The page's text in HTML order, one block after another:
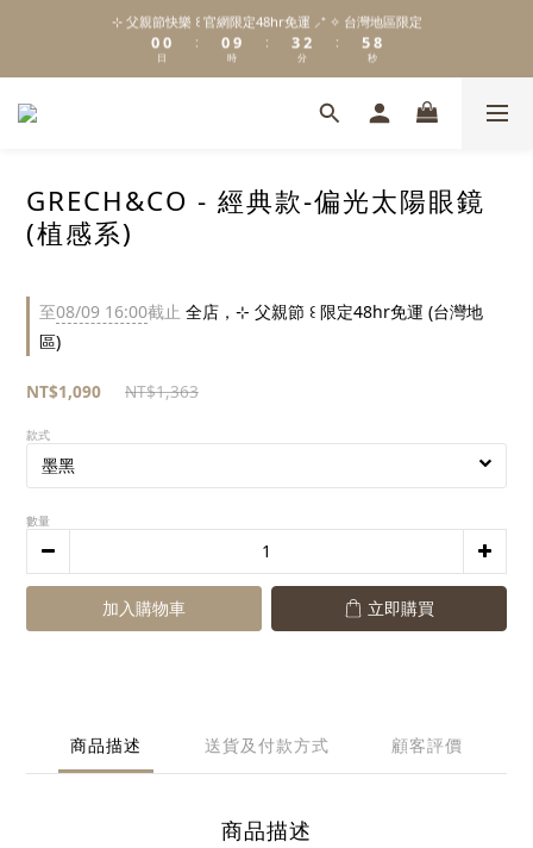
\ Welcome to 𝙻𝚒𝚝𝚝𝚕𝚎 𝙼𝚒𝚕𝚔𝚢 𝚆𝚊𝚢  ✨ For the Little Ones. /
⊹ 父親節快樂 ꒰ 官網限定48hr免運 ⸝⁺ ✧ 台灣地區限定
1
0
1
0
日
:
1
09
8
2
1
時
:
4
3
2
3
2
1
分
:
6
5
4
1
9
8
7
5
4
1
0
秒
新註冊會員贈 $𝟷𝟶𝟶 購物金✨新客首單輸碼「𝙽𝙴𝚆𝟸𝟶𝟸𝟼」享 𝟿 折優惠
\ Welcome to 𝙻𝚒𝚝𝚝𝚕𝚎 𝙼𝚒𝚕𝚔𝚢 𝚆𝚊𝚢  ✨ For the Little Ones. /
GRECH&CO - 經典款-偏光太陽眼鏡
(植感系)
至08/09 16:00截止 全店，⊹ 父親節 ꒰ 限定48hr免運 (台灣地
區)
NT$1,363
NT$1,090
款式
數量
加入購物車 立即購買
商品描述 送貨及付款方式 顧客評價
商品描述